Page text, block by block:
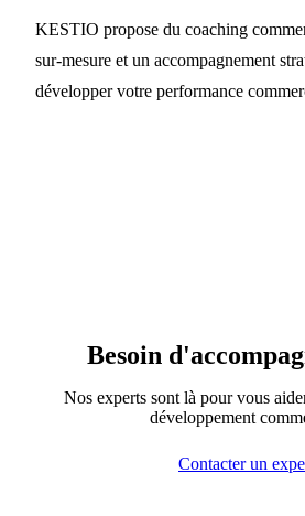
KESTIO propose du coaching
sur-mesure et un accompagnement
développer votre performance
Besoin
Nos experts sont là pour vous
développement
Contacter un